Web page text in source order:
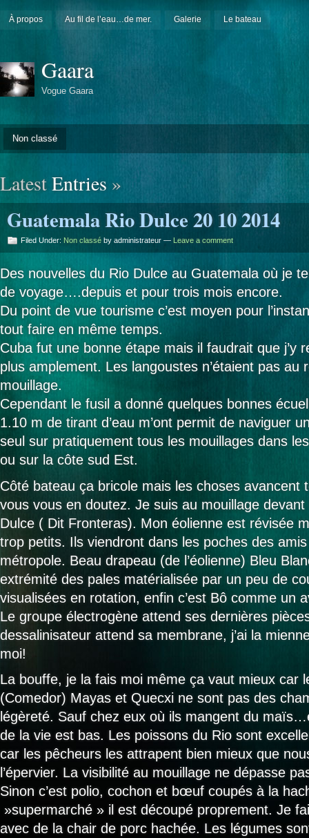
À propos Au fil de l’eau…de mer. Galerie Le bateau
Gaara
Vogue Gaara
Non classé
LatestEntries »
Guatemala Rio Dulce 20 10 2014
Filed Under: Non classé by administrateur — Leave a comment
Des nouvelles du Rio Dulce au Guatemala où je
de voyage….depuis et pour trois mois encore.
Du point de vue tourisme c’est moyen pour
tout faire en même temps.
Cuba fut une bonne étape mais il faudrait que j’y
plus amplement. Les langoustes n’étaient pas au
mouillage.
Cependant le fusil a donné quelques bonnes
1.10 m de tirant d’eau m’ont permit de naviguer
seul sur pratiquement tous les mouillages dans
ou sur la côte sud Est.
Côté bateau ça bricole mais les choses avancent
vous vous en doutez. Je suis au mouillage devant
Dulce ( Dit Fronteras). Mon éolienne est révisée
trop petits. Ils viendront dans les poches des
métropole. Beau drapeau (de l’éolienne) Bleu
extrémité des pales matérialisée par un peu de
visualisées en rotation, enfin c’est Bô comme un
Le groupe électrogène attend ses dernières
dessalinisateur attend sa membrane, j’ai la
moi!
La bouffe, je la fais moi même ça vaut mieux car
(Comedor) Mayas et Quecxi ne sont pas des
légèreté. Sauf chez eux où ils mangent du
de la vie est bas. Les poissons du Rio sont
car les pêcheurs les attrapent bien mieux que
l’épervier. La visibilité au mouillage ne dépasse
Sinon c’est polio, cochon et bœuf coupés à la
»supermarché » il est découpé proprement. Je
avec de la chair de porc hachée. Les légumes